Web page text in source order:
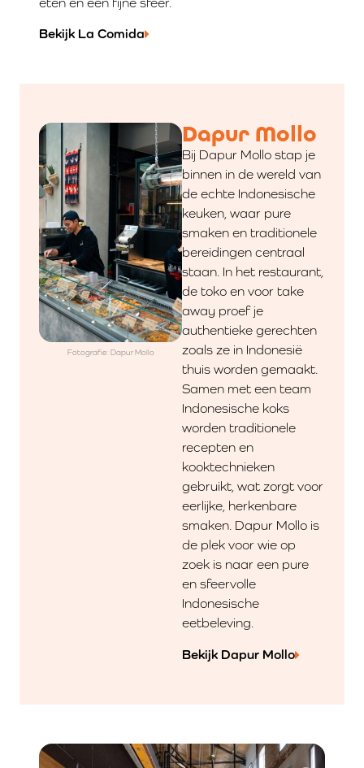
Bekijk La Comida
Dapur Mollo
Bij Dapur Mollo stap je
binnen in de wereld van
de echte Indonesische
keuken, waar pure
smaken en traditionele
bereidingen centraal
staan. In het restaurant,
de toko en voor take
away proef je
authentieke gerechten
zoals ze in Indonesië
thuis worden gemaakt.
Samen met een team
Indonesische koks
worden traditionele
recepten en
kooktechnieken
gebruikt, wat zorgt voor
eerlijke, herkenbare
smaken. Dapur Mollo is
de plek voor wie op
zoek is naar een pure
en sfeervolle
Indonesische
eetbeleving.
Bekijk Dapur Mollo
Fotografie: Dapur Mollo